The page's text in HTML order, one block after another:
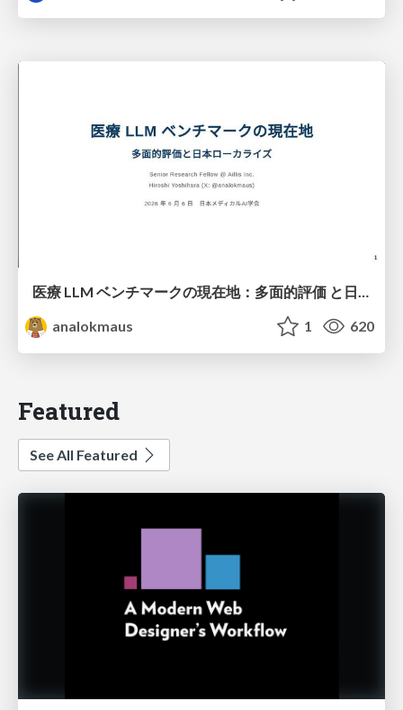
医療 LLM ベンチマークの現在地：多面的評価 と日本ローカライズ
analokmaus
1 620
Featured
See All Featured